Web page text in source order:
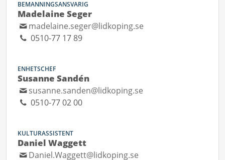
BEMANNINGSANSVARIG
Madelaine Seger
madelaine.seger@lidkoping.se
0510-77 17 89
ENHETSCHEF
Susanne Sandén
susanne.sanden@lidkoping.se
0510-77 02 00
KULTURASSISTENT
Daniel Waggett
Daniel.Waggett@lidkoping.se